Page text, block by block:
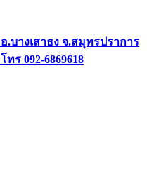
บางเสาธง จ.สมุทรปราการ
ร 092-6869618